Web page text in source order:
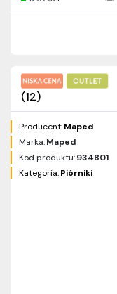
(12)
Producent:Maped
Marka:Maped
Kod produktu:934801
Kategoria:Piórniki